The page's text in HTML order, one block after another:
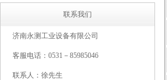
联系我们
济南永测工业设备有限公司
客服电话：0531－85985046
联系人：徐先生